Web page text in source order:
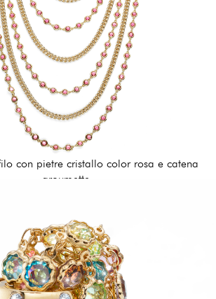
con pietre cristallo color rosa e catena
groumette